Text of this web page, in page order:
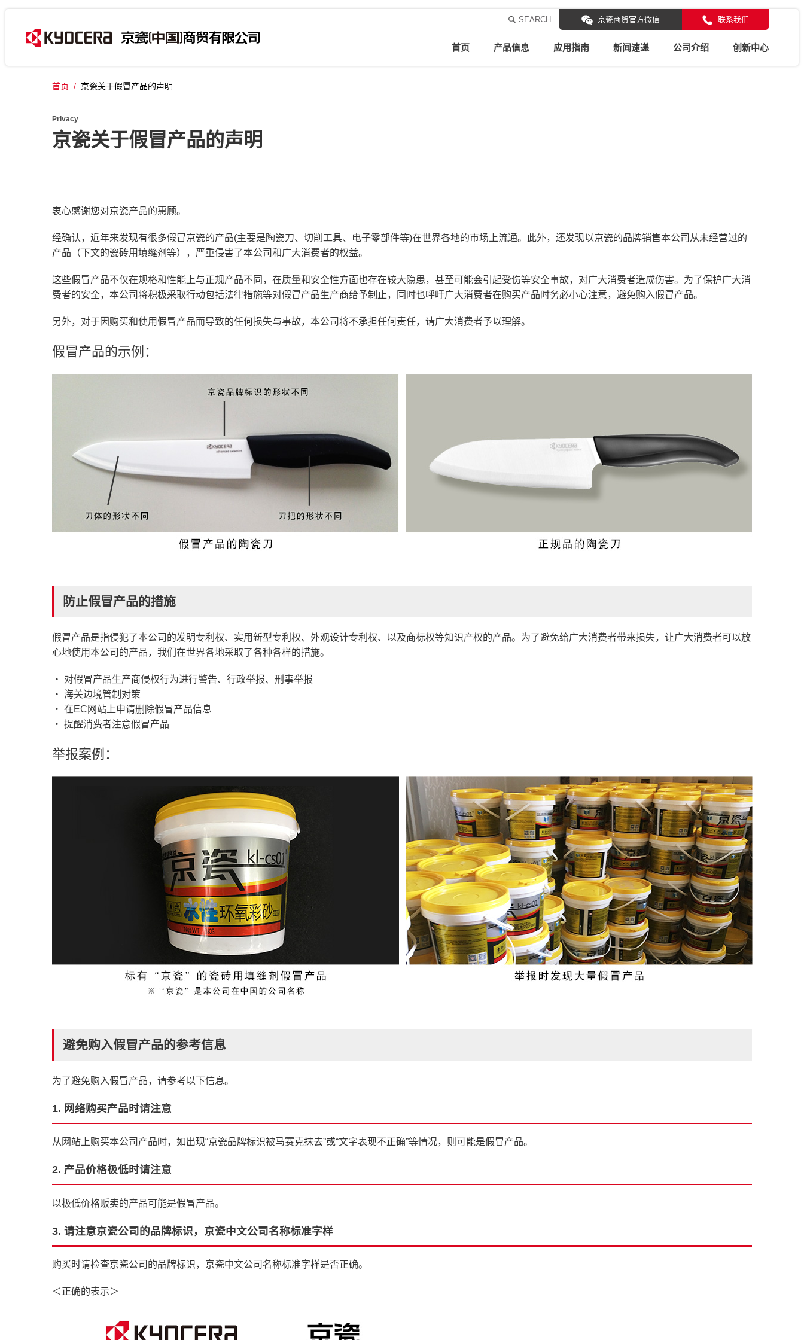
SEARCH 京瓷商贸官方微信 联系我们
首页 产品信息 应用指南 新闻速递 公司介绍 创新中心
首页 / 京瓷关于假冒产品的声明
Privacy
京瓷关于假冒产品的声明
衷心感谢您对京瓷产品的惠顾。
经确认，近年来发现有很多假冒京瓷的产品(主要是陶瓷刀、切削工具、电子零部件等)在世界各地的市场上流通。此外，还发现以京瓷的品牌销售本公司从未经营过的
产品（下文的瓷砖用填缝剂等），严重侵害了本公司和广大消费者的权益。
这些假冒产品不仅在规格和性能上与正规产品不同，在质量和安全性方面也存在较大隐患，甚至可能会引起受伤等安全事故，对广大消费者造成伤害。为了保护广大消
费者的安全，本公司将积极采取行动包括法律措施等对假冒产品生产商给予制止，同时也呼吁广大消费者在购买产品时务必小心注意，避免购入假冒产品。
另外，对于因购买和使用假冒产品而导致的任何损失与事故，本公司将不承担任何责任，请广大消费者予以理解。
假冒产品的示例：
防止假冒产品的措施
假冒产品是指侵犯了本公司的发明专利权、实用新型专利权、外观设计专利权、以及商标权等知识产权的产品。为了避免给广大消费者带来损失，让广大消费者可以放
心地使用本公司的产品，我们在世界各地采取了各种各样的措施。
・ 对假冒产品生产商侵权行为进行警告、行政举报、刑事举报
・ 海关边境管制对策
・ 在EC网站上申请删除假冒产品信息
・ 提醒消费者注意假冒产品
举报案例：
避免购入假冒产品的参考信息
为了避免购入假冒产品，请参考以下信息。
1. 网络购买产品时请注意
从网站上购买本公司产品时，如出现“京瓷品牌标识被马赛克抹去”或“文字表现不正确”等情况，则可能是假冒产品。
2. 产品价格极低时请注意
以极低价格贩卖的产品可能是假冒产品。
3. 请注意京瓷公司的品牌标识，京瓷中文公司名称标准字样
购买时请检查京瓷公司的品牌标识，京瓷中文公司名称标准字样是否正确。
＜正确的表示＞